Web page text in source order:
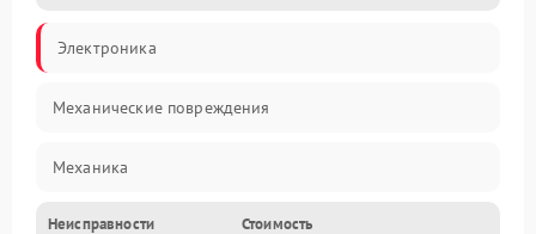
Электроника
Механические повреждения
Механика
Управление
Неисправности Стоимость